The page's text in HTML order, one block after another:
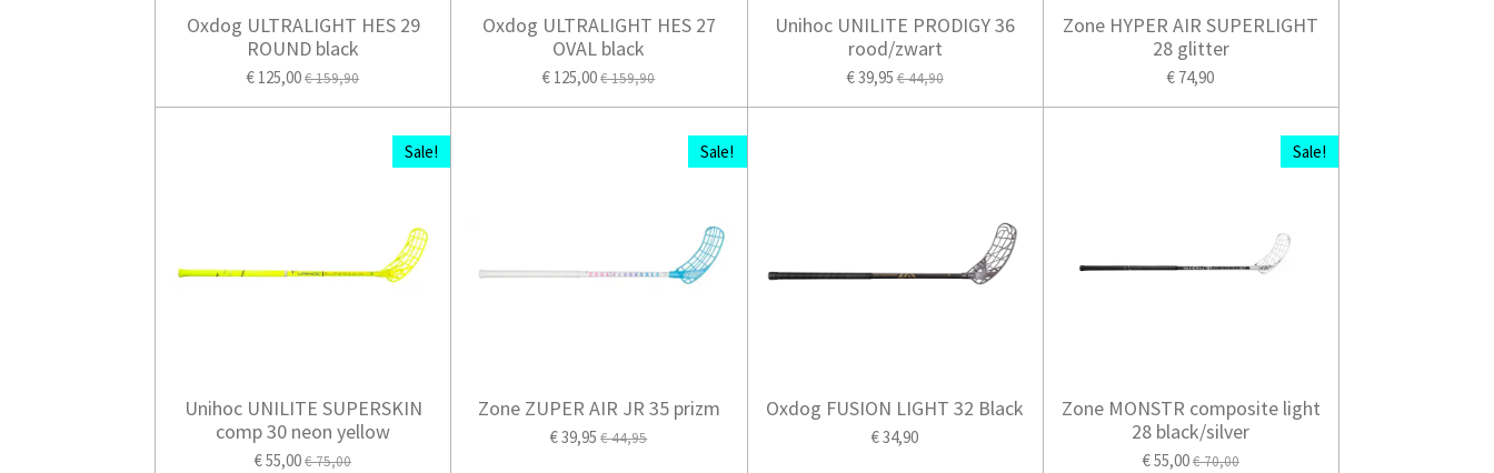
Oxdog ULTRALIGHT HES 29
ROUND black
€ 125,00€ 159,90
Oxdog ULTRALIGHT HES 27
OVAL black
€ 125,00€ 159,90
Unihoc UNILITE PRODIGY 36
rood/zwart
€ 39,95 € 44,90
Zone HYPER AIR SUPERLIGHT
28 glitter
€ 74,90
Sale!
Unihoc UNILITE SUPERSKIN
comp 30 neon yellow
€ 55,00€ 75,00
Sale!
Zone ZUPER AIR JR 35 prizm
€ 39,95 € 44,95
Oxdog FUSION LIGHT 32 Black
€ 34,90
Sale!
Zone MONSTR composite light
28 black/silver
€ 55,00€ 70,00